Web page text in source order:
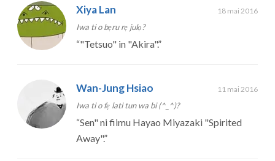
Xiya Lan 18 mai 2016
Iwa ti o bẹru rẹ julọ?
“"Tetsuo" in "Akira".”
Wan-Jung Hsiao 11 mai 2016
Iwa ti o fẹ lati tun wa bi (^_^)?
“Sen" ni fiimu Hayao Miyazaki "Spirited
Away".”